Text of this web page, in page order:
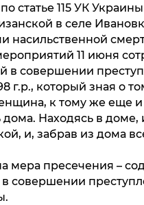
статье 115 УК
в селе
насильственной
11 июня
в совершении
г.р., который зная о
к тому же еще и
Находясь в доме,
и, забрав из дома
мера пресечения –
совершении